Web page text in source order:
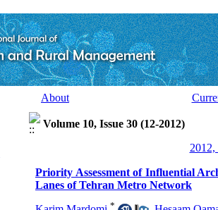
About
Volume 10, Issue 30 (12-2012)
2012,
Priority Assessment of Influential
Lanes of Tehran Metro Network
*